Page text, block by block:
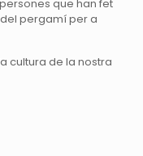
que han fet
pergamí per a
cultura de la nostra